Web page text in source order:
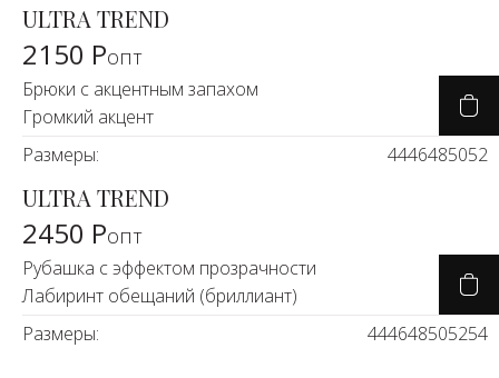
ULTRA TREND
2150 Ропт
Брюки с акцентным запахом
Громкий акцент
Размеры:
4446485052
ULTRA TREND
2450 Ропт
Рубашка с эффектом прозрачности
Лабиринт обещаний (бриллиант)
Размеры:
444648505254